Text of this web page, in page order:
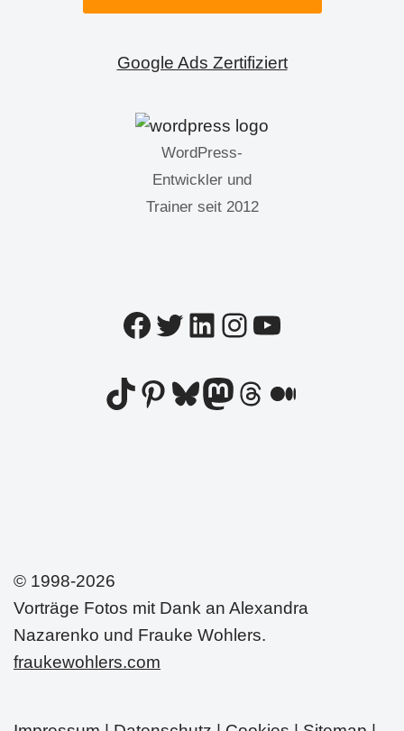
Google Ads Zertifiziert
WordPress-
Entwickler und
Trainer seit 2012
© 1998-2026
Vorträge Fotos mit Dank an Alexandra
Nazarenko und Frauke Wohlers.
fraukewohlers.com